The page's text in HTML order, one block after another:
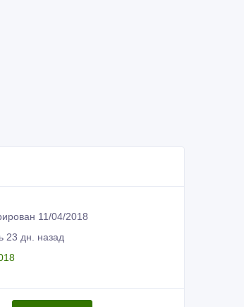
11/04/2018
23 дн. назад